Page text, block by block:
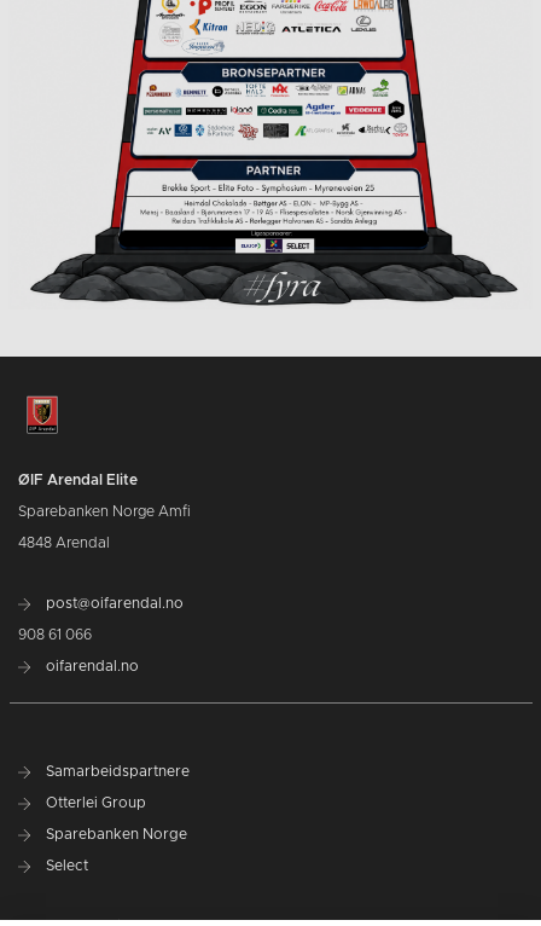
ØIF Arendal Elite
Sparebanken Norge Amfi
4848 Arendal
post@oifarendal.no
908 61 066
oifarendal.no
Samarbeidspartnere
Otterlei Group
Sparebanken Norge
Select